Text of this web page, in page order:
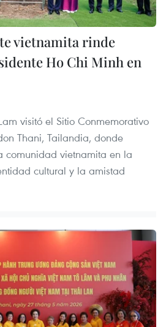
vietnamita rinde
Ho Chi Minh en
visitó el Sitio Conmemorativo
Thani, Tailandia, donde
comunidad vietnamita en la
cultural y la amistad